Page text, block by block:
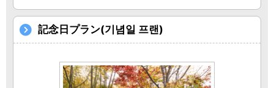
記念日プラン(기념일 프랜)